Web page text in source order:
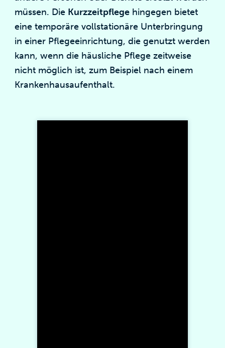
müssen. Die Kurzzeitpflege hingegen bietet
eine temporäre vollstationäre Unterbringung
in einer Pflegeeinrichtung, die genutzt werden
kann, wenn die häusliche Pflege zeitweise
nicht möglich ist, zum Beispiel nach einem
Krankenhausaufenthalt.